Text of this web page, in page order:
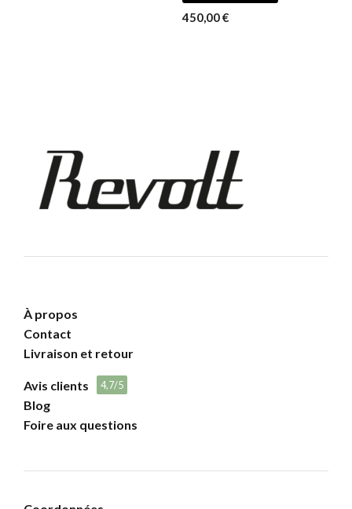
450,00€
À propos
Contact
Livraison et retour
Avis clients 4,7/5
Blog
Foire aux questions